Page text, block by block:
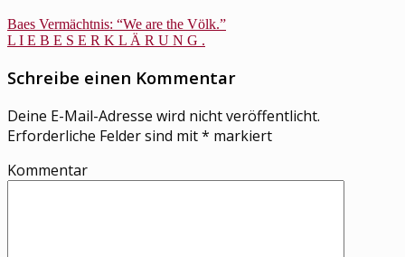
Baes Vermächtnis: “We are the Völk.”
L I E B E S E R K L Ä R U N G .
Schreibe einen Kommentar
Deine E-Mail-Adresse wird nicht veröffentlicht.
Erforderliche Felder sind mit* markiert
Kommentar